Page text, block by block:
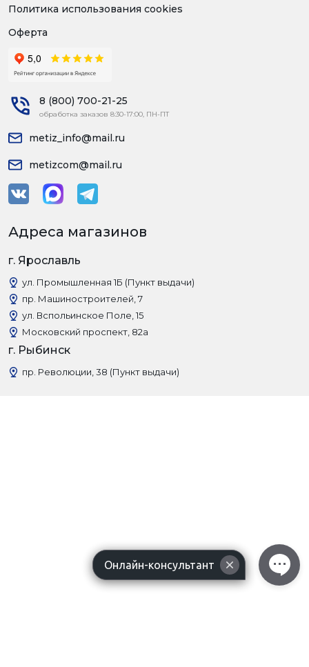
Политика использования cookies
Оферта
8 (800) 700-21-25
обработка заказов 8:30-17:00, ПН-ПТ
metiz_info@mail.ru
metizcom@mail.ru
Адреса магазинов
г. Ярославль
ул. Промышленная 1Б (Пункт выдачи)
пр. Машиностроителей, 7
ул. Вспольинское Поле, 15
Московский проспект, 82а
г. Рыбинск
пр. Революции, 38 (Пункт выдачи)
Онлайн-консультант